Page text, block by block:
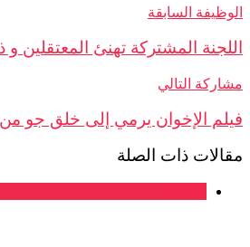
الوظيفة السابقة
اللجنة المشتركة تهنئ المعتقلين
مشاركة التالي
فيلم الإخوان يرمي إلى خلق جو من
مقالات ذات الصلة